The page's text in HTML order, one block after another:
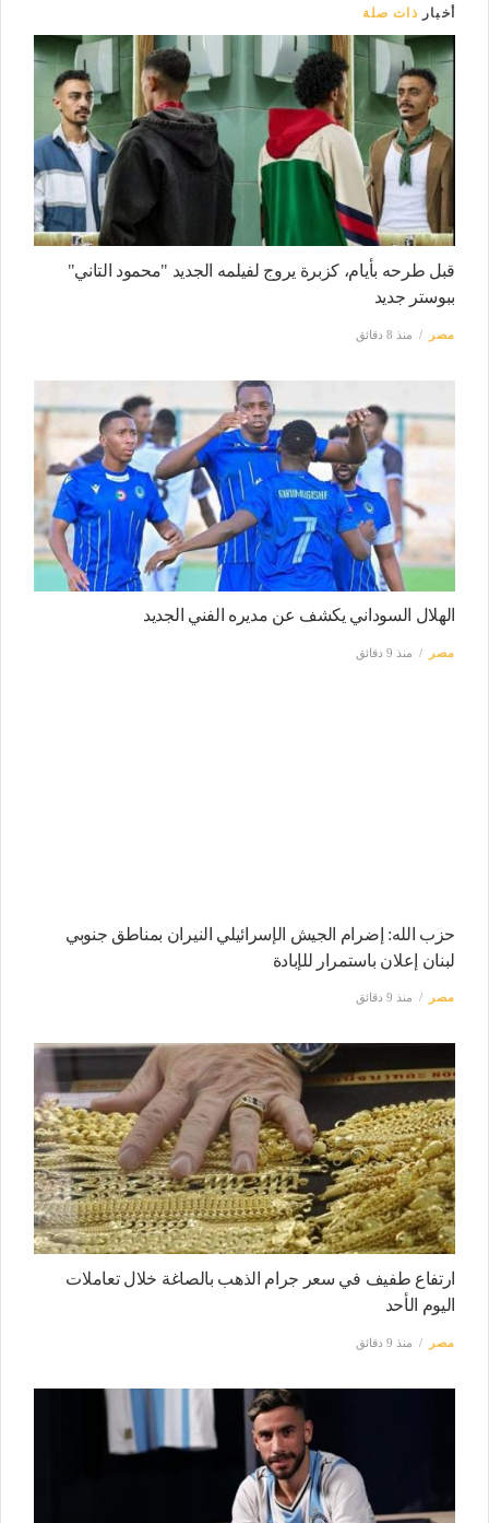
أخبار ذات صلة
قبل طرحه بأيام، كزبرة يروج لفيلمه الجديد "محمود التاني"
ببوستر جديد
مصر منذ 8 دقائق
الهلال السوداني يكشف عن مديره الفني الجديد
مصر منذ 9 دقائق
حزب الله: إضرام الجيش الإسرائيلي النيران بمناطق جنوبي
لبنان إعلان باستمرار للإبادة
مصر منذ 9 دقائق
ارتفاع طفيف في سعر جرام الذهب بالصاغة خلال تعاملات
اليوم الأحد
مصر منذ 9 دقائق